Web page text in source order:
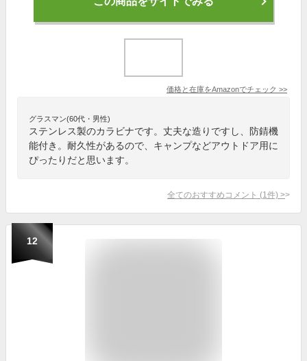
価格と在庫をAmazonでチェック >>
グラスマン(60代・男性)
ステンレス製のカラビナです。丈夫な造りですし、防錆機
能付き。耐久性があるので、キャンプなどアウトドア用に
ぴったりだと思います。
全てのおすすめコメント (1 件) >
12